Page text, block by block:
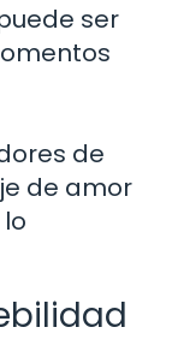
ser
de
de amor